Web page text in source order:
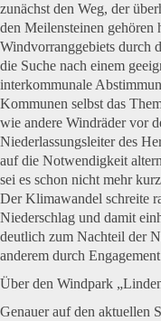
zunächst den Weg, der
den Meilensteinen
Windvorranggebiets durch
die Suche nach einem
interkommunale
Kommunen selbst das
wie andere Windräder vor
Niederlassungsleiter des
auf die Notwendigkeit
sei es schon nicht mehr
Der Klimawandel schreite
Niederschlag und damit
deutlich zum Nachteil der
anderem durch
Über den Windpark
Genauer auf den aktuellen